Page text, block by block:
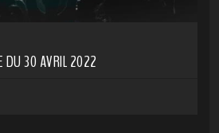
DU 30 AVRIL 2022